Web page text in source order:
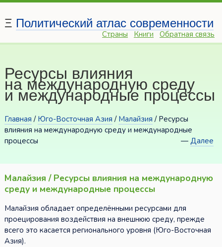
Ξ Политический атлас современности
Страны Книги Обратная связь
Ресурсы влияния
на международную среду
и международные процессы
Главная / Юго-Восточная Азия / Малайзия / Ресурсы
влияния на международную среду и международные
процессы
—Далее
Малайзия / Ресурсы влияния на международную
среду и международные процессы
Малайзия обладает определёнными ресурсами для
проецирования воздействия на внешнюю среду, прежде
всего это касается регионального уровня (Юго-Восточная
Азия).